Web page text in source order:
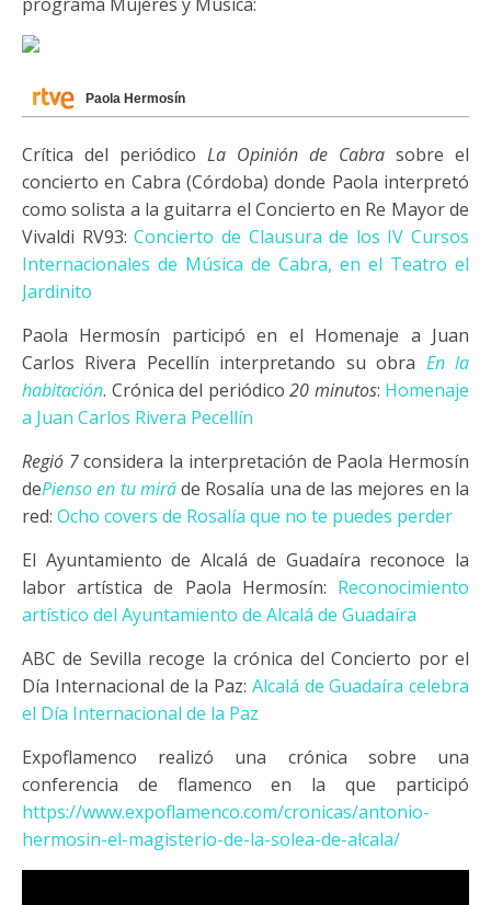
Paola Hermosín
Crítica del periódico La Opinión de Cabra sobre el
concierto en Cabra (Córdoba) donde Paola interpretó
como solista a la guitarra el Concierto en Re Mayor de
Vivaldi RV93:Concierto de Clausura de los IV Cursos
Internacionales de Música de Cabra, en el Teatro el
Jardinito
Paola Hermosín participó en el Homenaje a Juan
Carlos Rivera Pecellín interpretando su obra En la
habitación. Crónica del periódico 20 minutos: Homenaje
a Juan Carlos Rivera Pecellín
Regió 7considera la interpretación de Paola Hermosín
dePienso en tu miráde Rosalía una de las mejores en la
red: Ocho covers de Rosalía que no te puedes perder
El Ayuntamiento de Alcalá de Guadaíra reconoce la
labor artística de Paola Hermosín: Reconocimiento
artístico del Ayuntamiento de Alcalá de Guadaíra
ABC de Sevilla recoge la crónica del Concierto por el
Día Internacional de la Paz: Alcalá de Guadaíra celebra
el Día Internacional de la Paz
Expoflamenco realizó una crónica sobre una
conferencia de flamenco en la que participó
https://www.expoflamenco.com/cronicas/antonio-
hermosin-el-magisterio-de-la-solea-de-alcala/